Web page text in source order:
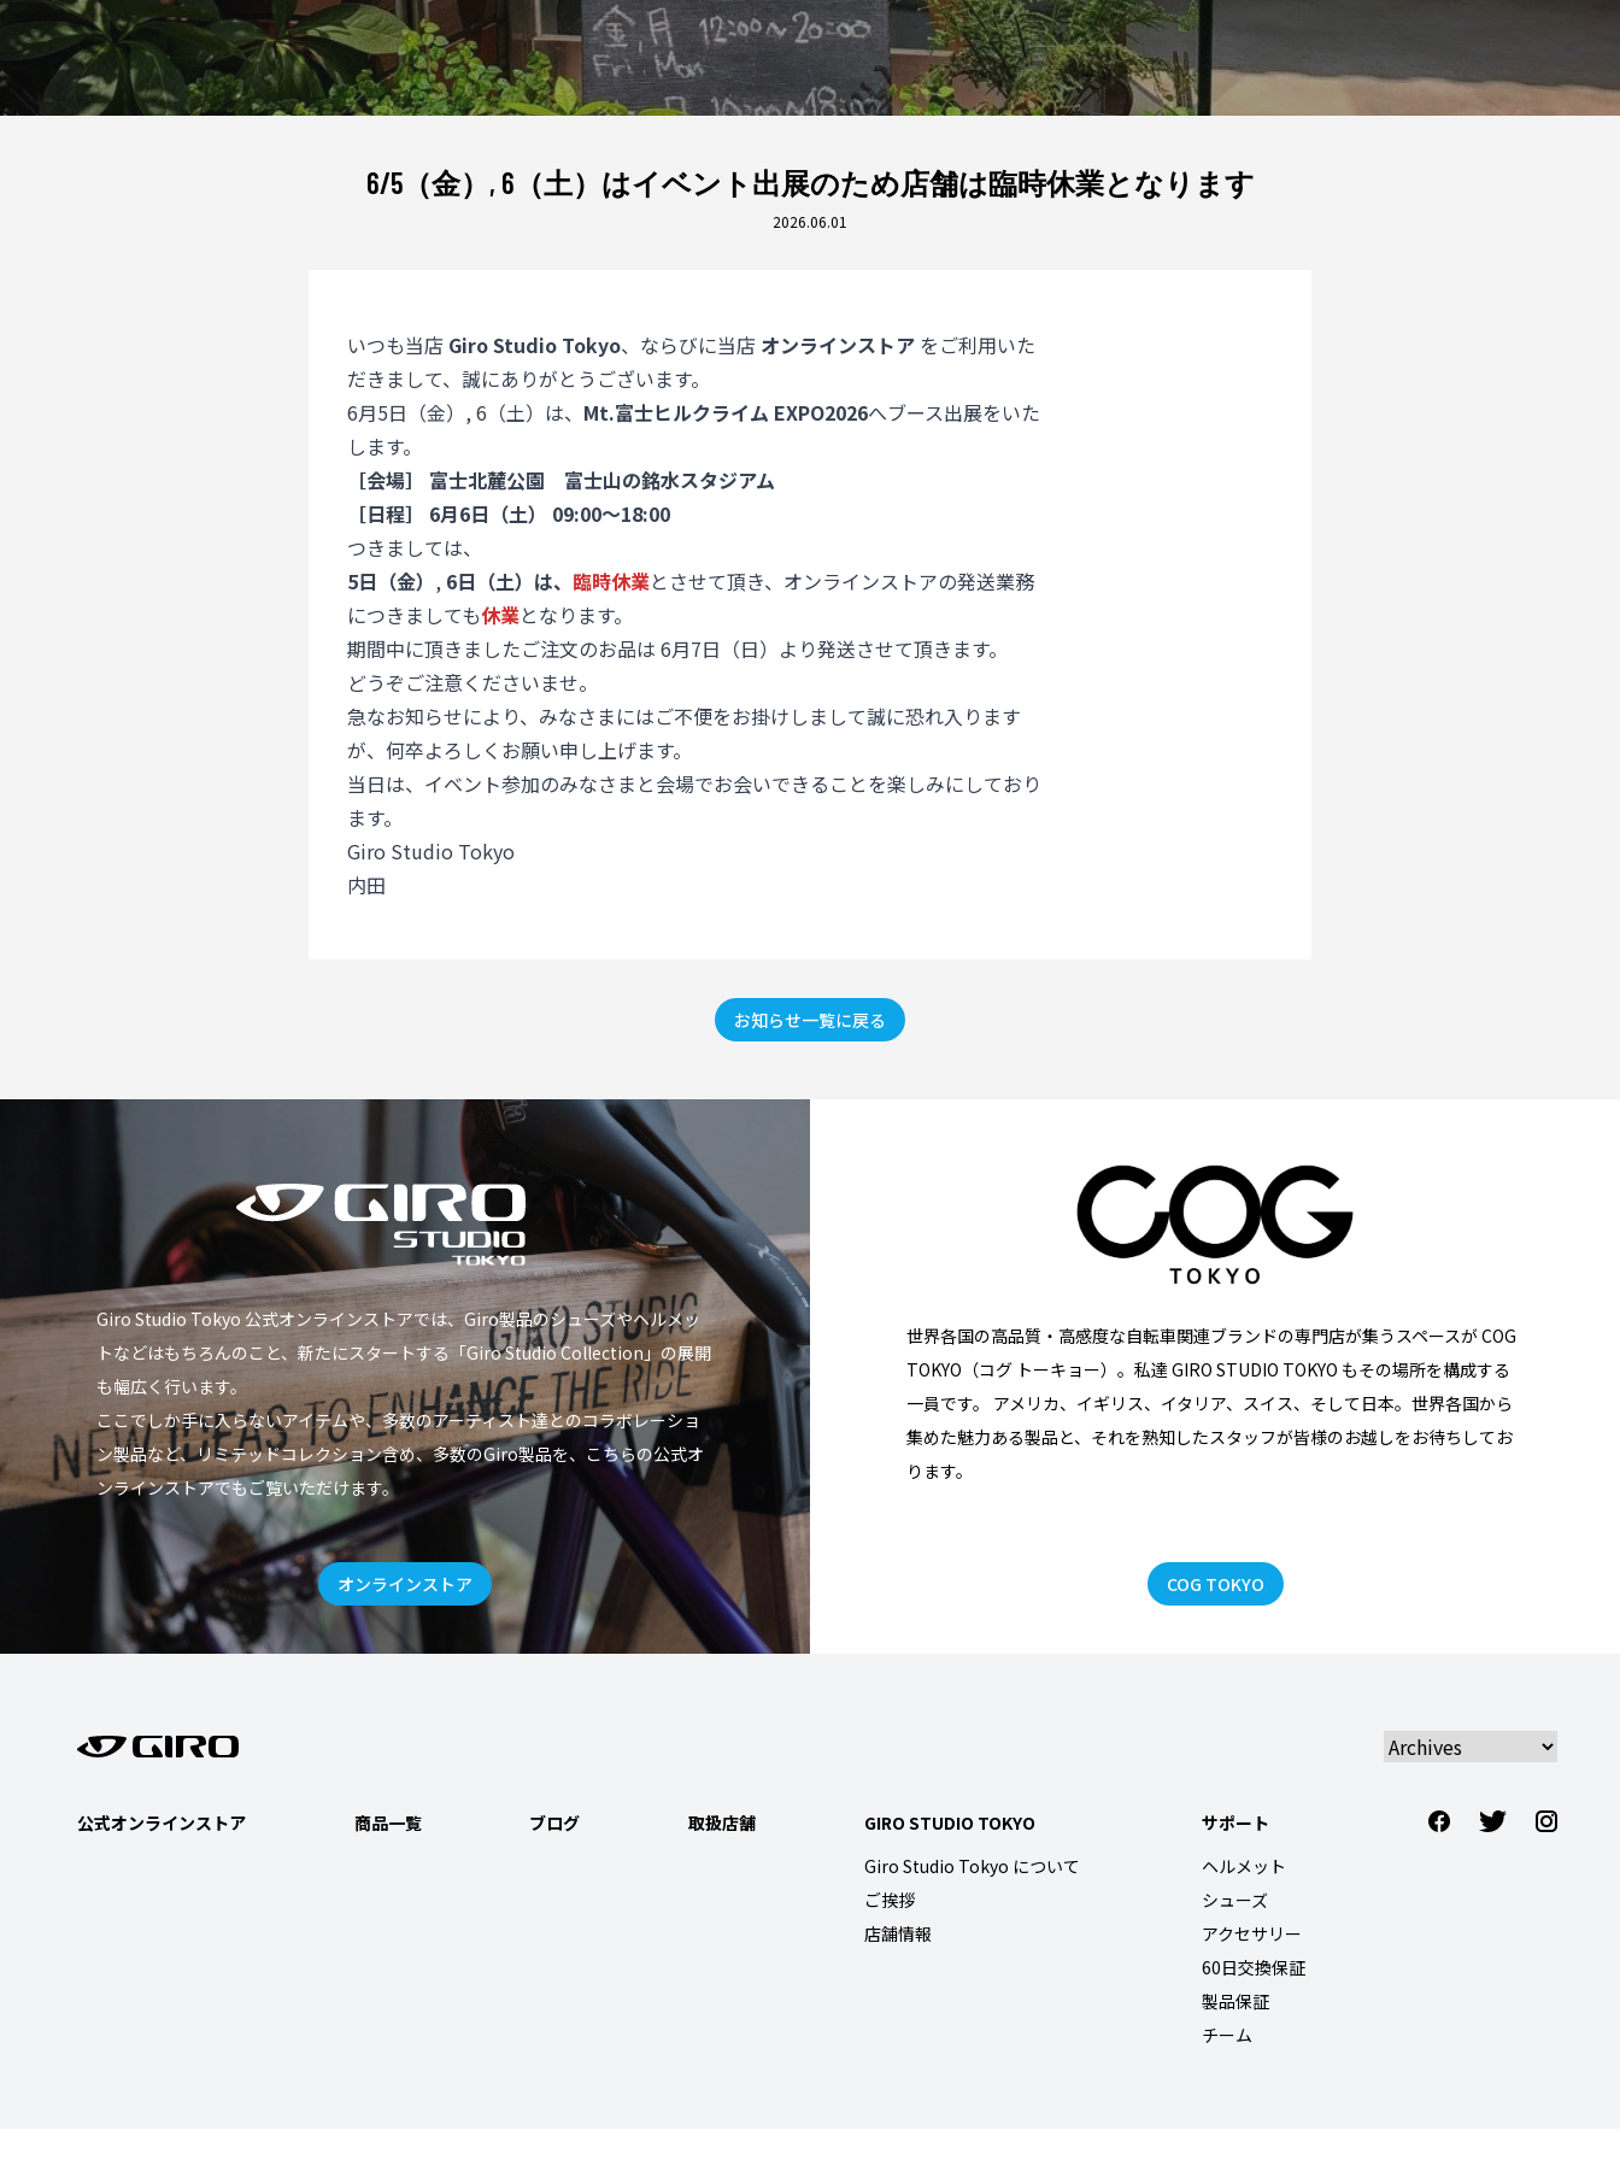
6/5（金）, 6（土）はイベント出展のため店舗は臨時休業となります
2026.06.01
いつも当店 Giro Studio Tokyo、ならびに当店 オンラインストア をご利用いた
だきまして、誠にありがとうございます。
6月5日（金）, 6（土）は、 Mt.富士ヒルクライム EXPO2026へブース出展をいた
します。
［会場］ 富士北麓公園 富士山の銘水スタジアム
［日程］ 6月6日（土） 09:00～18:00
つきましては、
5日（金） , 6日（土）は、 臨時休業とさせて頂き、オンラインストアの発送業務
につきましても休業となります。
期間中に頂きましたご注文のお品は 6月7日（日）より発送させて頂きます。
どうぞご注意くださいませ。
急なお知らせにより、みなさまにはご不便をお掛けしまして誠に恐れ入ります
が、何卒よろしくお願い申し上げます。
当日は、イベント参加のみなさまと会場でお会いできることを楽しみにしており
ます。
Giro Studio Tokyo
内田
お知らせ一覧に戻る
Giro Studio Tokyo 公式オンラインストアでは、Giro製品のシューズやヘルメッ
トなどはもちろんのこと、新たにスタートする「Giro Studio Collection」の展開
も幅広く行います。
ここでしか手に入らないアイテムや、多数のアーティスト達とのコラボレーショ
ン製品など、リミテッドコレクション含め、多数のGiro製品を、こちらの公式オ
ンラインストアでもご覧いただけます。
オンラインストア
世界各国の高品質・高感度な自転車関連ブランドの専門店が集うスペースが COG
TOKYO（コグ トーキョー）。私達 GIRO STUDIO TOKYO もその場所を構成する
一員です。 アメリカ、イギリス、イタリア、スイス、そして日本。世界各国から
集めた魅力ある製品と、それを熟知したスタッフが皆様のお越しをお待ちしてお
ります。
COG TOKYO
公式オンラインストア 商品一覧 ブログ 取扱店舗
GIRO STUDIO TOKYO
Giro Studio Tokyo について
ご挨拶
店舗情報
サポート
ヘルメット
シューズ
アクセサリー
60日交換保証
製品保証
チーム